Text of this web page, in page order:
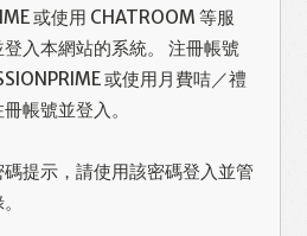
或使用 CHATROOM 等服
入本網站的系統。 注冊帳號
或使用月費咭／禮
帳號並登入。
提示，請使用該密碼登入並管